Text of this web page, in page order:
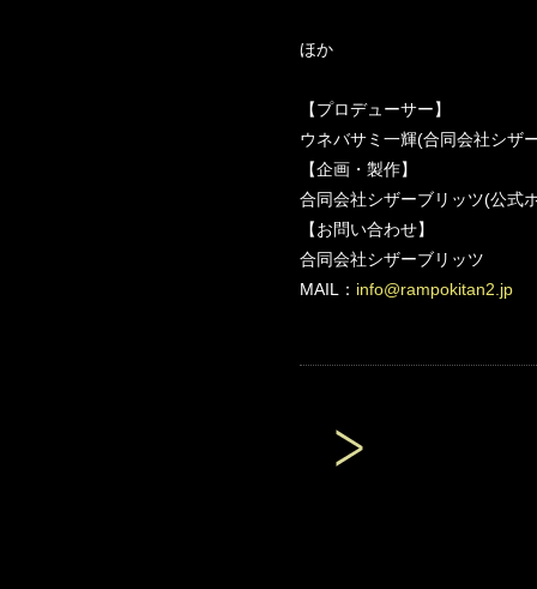
ほか
【プロデューサー】
ウネバサミ一輝(合同会社シザ
【企画・製作】
合同会社シザーブリッツ(公式
【お問い合わせ】
合同会社シザーブリッツ
MAIL： info@rampokitan2.jp